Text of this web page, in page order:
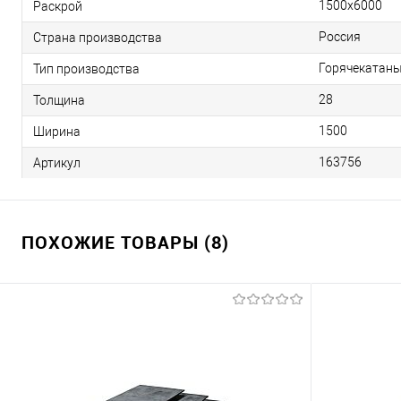
Раскрой 1500х6000
Страна производства Россия
Тип производства
Толщина 28
Ширина 1500
Артикул 163756
ПОХОЖИЕ ТОВАРЫ (8)